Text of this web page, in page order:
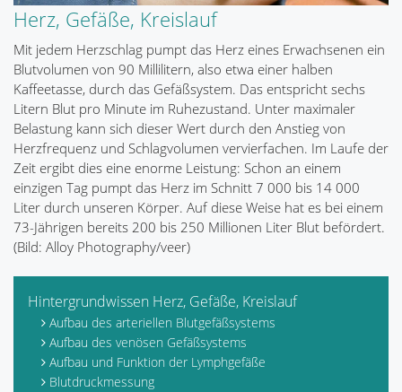
Herz, Gefäße, Kreislauf
Mit jedem Herzschlag pumpt das Herz eines Erwachsenen ein
Blutvolumen von 90 Millilitern, also etwa einer halben
Kaffeetasse, durch das Gefäßsystem. Das entspricht sechs
Litern Blut pro Minute im Ruhezustand. Unter maximaler
Belastung kann sich dieser Wert durch den Anstieg von
Herzfrequenz und Schlagvolumen vervierfachen. Im Laufe der
Zeit ergibt dies eine enorme Leistung: Schon an einem
einzigen Tag pumpt das Herz im Schnitt 7 000 bis 14 000
Liter durch unseren Körper. Auf diese Weise hat es bei einem
73-Jährigen bereits 200 bis 250 Millionen Liter Blut befördert.
(Bild: Alloy Photography/veer)
Hintergrundwissen Herz, Gefäße, Kreislauf
Aufbau des arteriellen Blutgefäßsystems
Aufbau des venösen Gefäßsystems
Aufbau und Funktion der Lymphgefäße
Blutdruckmessung